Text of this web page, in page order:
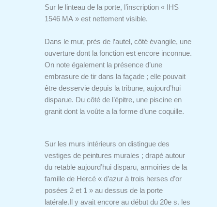
Sur le linteau de la porte, l’inscription « IHS
1546 MA » est nettement visible.
Dans le mur, près de l’autel, côté évangile, une
ouverture dont la fonction est encore inconnue.
On note également la présence d’une
embrasure de tir dans la façade ; elle pouvait
être desservie depuis la tribune, aujourd’hui
disparue. Du côté de l’épitre, une piscine en
granit dont la voûte a la forme d’une coquille.
Sur les murs intérieurs on distingue des
vestiges de peintures murales ; drapé autour
du retable aujourd’hui disparu, armoiries de la
famille de Hercé « d’azur à trois herses d’or
posées 2 et 1 » au dessus de la porte
latérale. Il y avait encore au début du 20e s. les